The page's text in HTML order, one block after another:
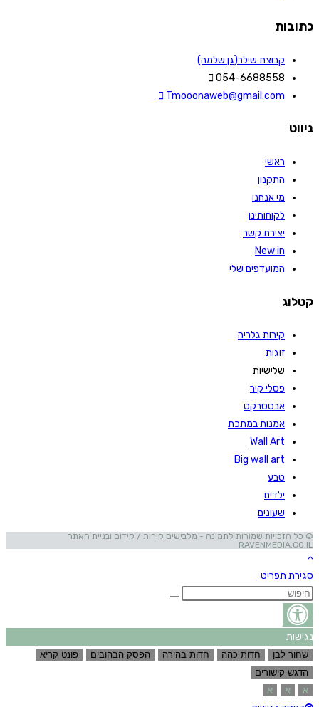
כתובות
קבוצת שילר(גן שלמה)
054-6688558
Tmooonaweb@gmail.com
ניווט
ראשי
התקנון
מי אנחנו
לקוחותינו
יצירת קשר
New in
המועדפים שלי
קטלוג
קירות גלריה
זוגות
שלישיות
פסלי קיר
אבסטרקט
אמנות במתכת
Wall Art
Big wall art
טבע
ילדים
שעונים
© כל הזכויות שמורות לתמונה - מלבישים קירות / קידום ובניית האתר
RAVENMEDIA.CO.IL
סגירת תפריט
נגישות
שחור לבן חדות כהה חדות בהירה הפסק הבהובים
פונט קריא
הדגש קישורים
א
א א